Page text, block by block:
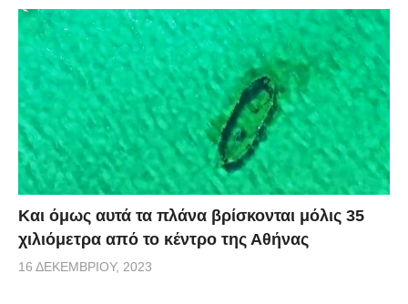
Και όμως αυτά τα πλάνα βρίσκονται μόλις 35
χιλιόμετρα από το κέντρο της Αθήνας
16 ΔΕΚΕΜΒΡΊΟΥ, 2023